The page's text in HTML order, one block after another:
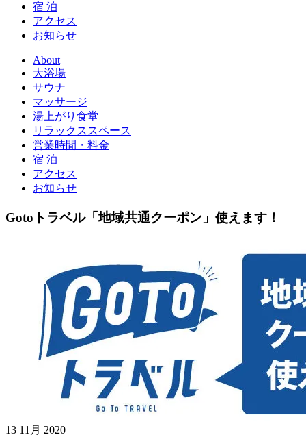
宿 泊
アクセス
お知らせ
About
大浴場
サウナ
マッサージ
湯上がり食堂
リラックススペース
営業時間・料金
宿 泊
アクセス
お知らせ
Gotoトラベル「地域共通クーポン」使えます！
13 11月 2020